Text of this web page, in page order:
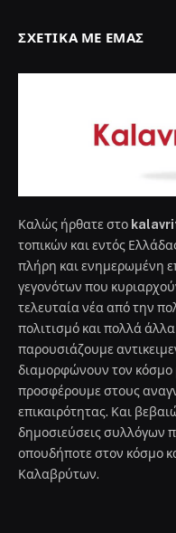
ΣΧΕΤΙΚΆ ΜΕ ΕΜΆΣ
Καλώς ήρθατε στο
τοπικών και εντός
πλήρη και ενημερωμένη
γεγονότων που
τελευταία νέα από την
πολιτισμό και πολλά άλλα
παρουσιάζουμε
διαμορφώνουν τον κόσμο
προσφέρουμε στους
επικαιρότητας. Και
δημοσιεύσεις συλλόγων
οπουδήποτε στον κόσμο
Καλαβρύτων.